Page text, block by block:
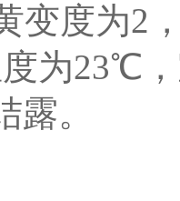
变度为2
为23℃
。